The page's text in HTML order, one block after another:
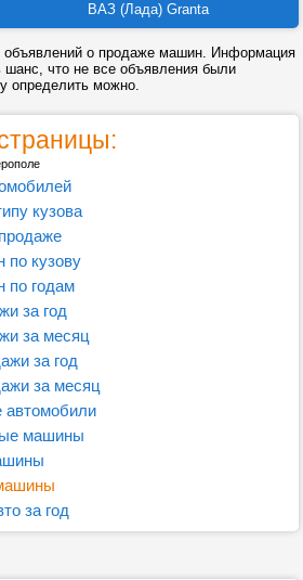
ВАЗ (Лада) Granta
объявлений о продаже машин. Информация
шанс, что не все объявления были
определить можно.
кузова
по кузову
по годам
за год
за месяц
за год
за месяц
машины
за год